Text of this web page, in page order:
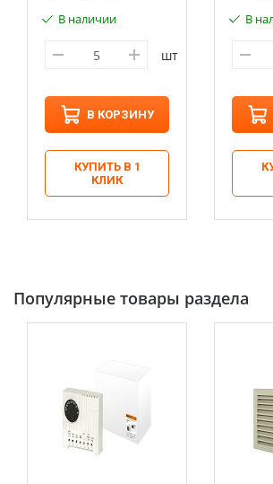
В наличии
шт
В КОРЗИНУ
КУПИТЬ В 1
КЛИК
В
Популярные товары раздела